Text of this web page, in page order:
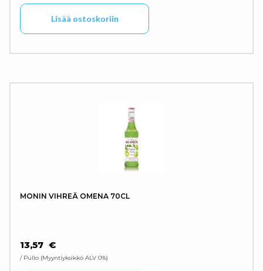
Lisää ostoskoriin
MONIN VIHREÄ OMENA 70CL
13,57 €
/ Pullo Myyntiyksikkö ALV 0%